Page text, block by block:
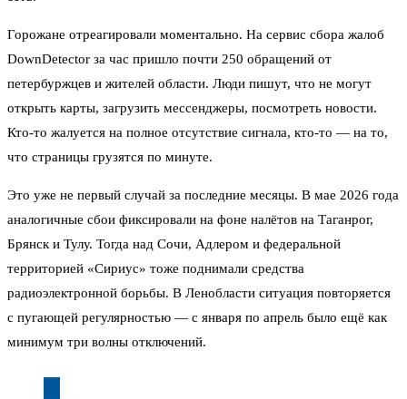
Горожане отреагировали моментально. На сервис сбора жалоб
DownDetector за час пришло почти 250 обращений от
петербуржцев и жителей области. Люди пишут, что не могут
открыть карты, загрузить мессенджеры, посмотреть новости.
Кто-то жалуется на полное отсутствие сигнала, кто-то — на то,
что страницы грузятся по минуте.
Это уже не первый случай за последние месяцы. В мае 2026 года
аналогичные сбои фиксировали на фоне налётов на Таганрог,
Брянск и Тулу. Тогда над Сочи, Адлером и федеральной
территорией «Сириус» тоже поднимали средства
радиоэлектронной борьбы. В Ленобласти ситуация повторяется
с пугающей регулярностью — с января по апрель было ещё как
минимум три волны отключений.